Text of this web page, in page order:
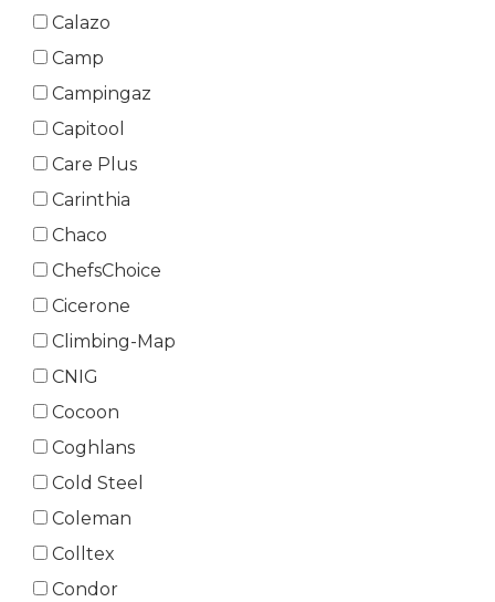
Calazo
Camp
Campingaz
Capitool
Care Plus
Carinthia
Chaco
ChefsChoice
Cicerone
Climbing-Map
CNIG
Cocoon
Coghlans
Cold Steel
Coleman
Colltex
Condor